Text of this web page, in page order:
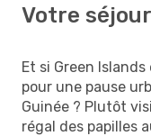
Votre
Et si Green
pour une pause
Guinée ? Plutôt
régal des papilles